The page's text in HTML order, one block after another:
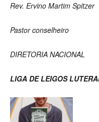
Rev. Ervino Martim Spitzer
Pastor conselheiro
DIRETORIA NACIONAL
LIGA DE LEIGOS